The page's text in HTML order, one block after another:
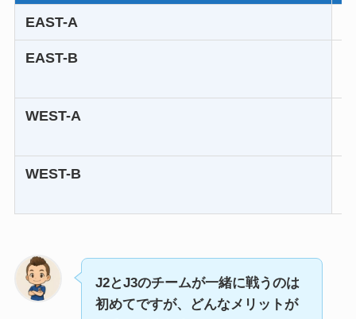
EAST-A
EAST-B
WEST-A
WEST-B
J2とJ3のチームが一緒に戦うのは
初めてですが、どんなメリットが